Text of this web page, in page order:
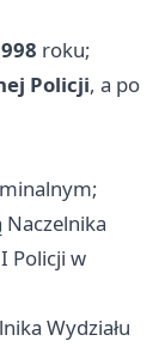
roku;
Policji, a po
Policji w
Wydziału